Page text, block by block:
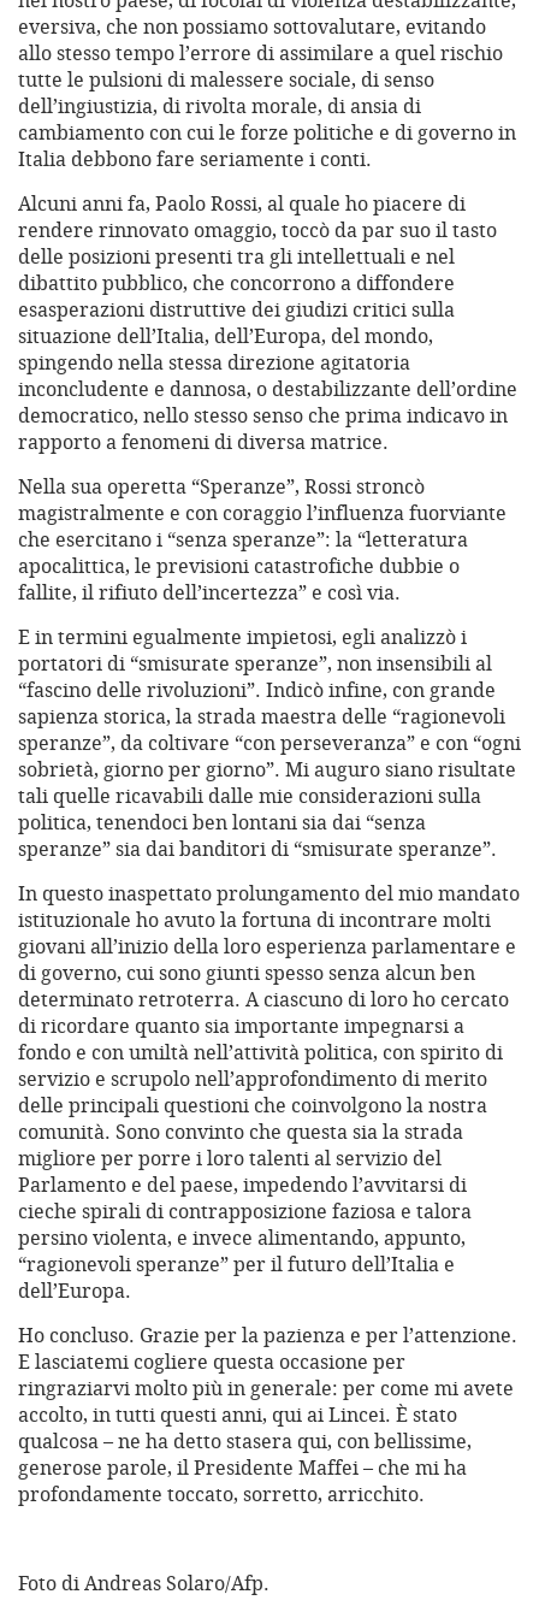
eversiva, che non possiamo sottovalutare, evitando
allo stesso tempo l’errore di assimilare a quel rischio
tutte le pulsioni di malessere sociale, di senso
dell’ingiustizia, di rivolta morale, di ansia di
cambiamento con cui le forze politiche e di governo in
Italia debbono fare seriamente i conti.
Alcuni anni fa, Paolo Rossi, al quale ho piacere di
rendere rinnovato omaggio, toccò da par suo il tasto
delle posizioni presenti tra gli intellettuali e nel
dibattito pubblico, che concorrono a diffondere
esasperazioni distruttive dei giudizi critici sulla
situazione dell’Italia, dell’Europa, del mondo,
spingendo nella stessa direzione agitatoria
inconcludente e dannosa, o destabilizzante dell’ordine
democratico, nello stesso senso che prima indicavo in
rapporto a fenomeni di diversa matrice.
Nella sua operetta “Speranze”, Rossi stroncò
magistralmente e con coraggio l’influenza fuorviante
che esercitano i “senza speranze”: la “letteratura
apocalittica, le previsioni catastrofiche dubbie o
fallite, il rifiuto dell’incertezza” e così via.
E in termini egualmente impietosi, egli analizzò i
portatori di “smisurate speranze”, non insensibili al
“fascino delle rivoluzioni”. Indicò infine, con grande
sapienza storica, la strada maestra delle “ragionevoli
speranze”, da coltivare “con perseveranza” e con “ogni
sobrietà, giorno per giorno”. Mi auguro siano risultate
tali quelle ricavabili dalle mie considerazioni sulla
politica, tenendoci ben lontani sia dai “senza
speranze” sia dai banditori di “smisurate speranze”.
In questo inaspettato prolungamento del mio mandato
istituzionale ho avuto la fortuna di incontrare molti
giovani all’inizio della loro esperienza parlamentare e
di governo, cui sono giunti spesso senza alcun ben
determinato retroterra. A ciascuno di loro ho cercato
di ricordare quanto sia importante impegnarsi a
fondo e con umiltà nell’attività politica, con spirito di
servizio e scrupolo nell’approfondimento di merito
delle principali questioni che coinvolgono la nostra
comunità. Sono convinto che questa sia la strada
migliore per porre i loro talenti al servizio del
Parlamento e del paese, impedendo l’avvitarsi di
cieche spirali di contrapposizione faziosa e talora
persino violenta, e invece alimentando, appunto,
“ragionevoli speranze” per il futuro dell’Italia e
dell’Europa.
Ho concluso. Grazie per la pazienza e per l’attenzione.
E lasciatemi cogliere questa occasione per
ringraziarvi molto più in generale: per come mi avete
accolto, in tutti questi anni, qui ai Lincei. È stato
qualcosa – ne ha detto stasera qui, con bellissime,
generose parole, il Presidente Maffei – che mi ha
profondamente toccato, sorretto, arricchito.
Foto di Andreas Solaro/Afp.